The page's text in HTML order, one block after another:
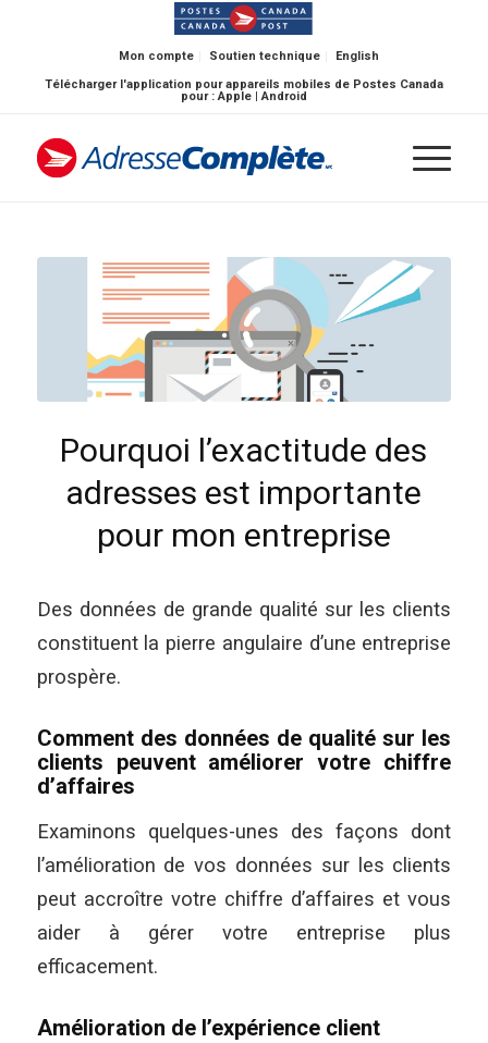
Mon compte Soutien technique
English
Télécharger l'application pour appareils mobiles de Postes Canada
pour :Apple|Android
Pourquoi l’exactitude des
adresses est importante
pour mon entreprise
Des données de grande qualité sur les clients
constituent la pierre angulaire d’une entreprise
prospère.
Comment des données de qualité sur les
clients peuvent améliorer votre chiffre
d’affaires
Examinons quelques-unes des façons dont
l’amélioration de vos données sur les clients
peut accroître votre chiffre d’affaires et vous
aider à gérer votre entreprise plus
efficacement.
Amélioration de l’expérience client